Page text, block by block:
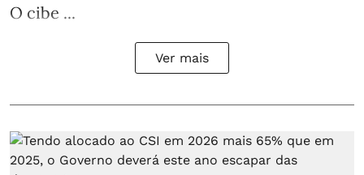
O cibe ...
Ver mais